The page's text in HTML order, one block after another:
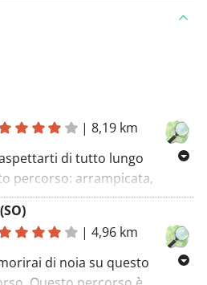
|8,19 km
di tutto lungo
percorso: arrampicata,
e bei posti dove stare! Su
percorso incontrerai alcune
belle e tranquille. Alcune
questo percorso
a noti sentieri GR
|4,96 km
di noia su questo